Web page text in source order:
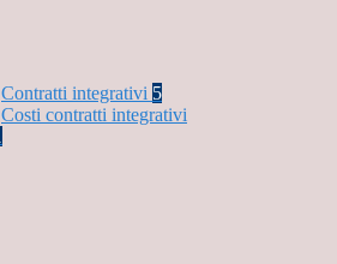
Contratti integrativi 5
Costi contratti integrativi